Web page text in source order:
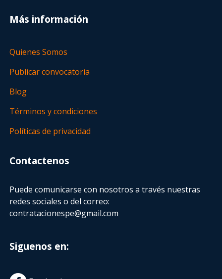
Más información
Quienes Somos
Publicar convocatoria
Blog
Términos y condiciones
Políticas de privacidad
Contactenos
Puede comunicarse con nosotros a través nuestras
redes sociales o del correo:
contratacionespe@gmail.com
Siguenos en: